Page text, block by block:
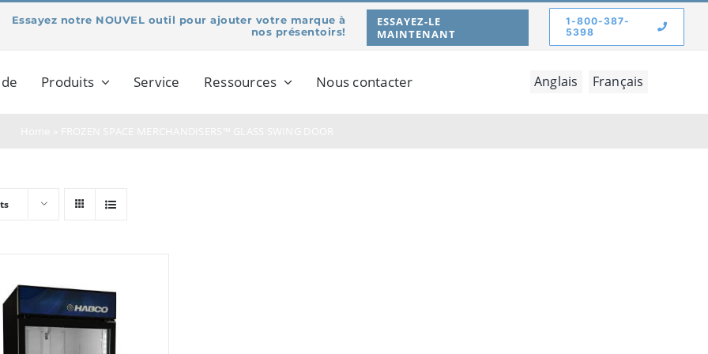
Essayez notre NOUVEL outil pour ajouter votre marque à
nos présentoirs!
ESSAYEZ-LE
MAINTENANT
1-800-387-
5398
Produits Service Ressources Nous contacter Anglais Français